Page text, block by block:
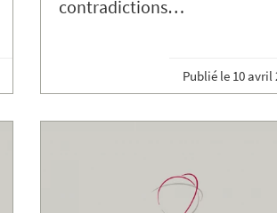
contradictions…
Publié le 10 avril